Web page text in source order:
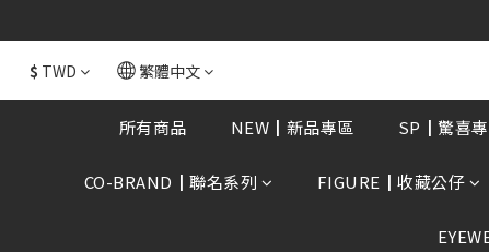
全館消費滿額
$ TWD 繁體中文
所有商品 NEW┃新品專區 SP┃驚喜
CO-BRAND┃聯名系列 FIGURE┃收藏公仔